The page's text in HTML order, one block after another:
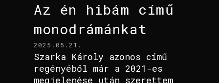
Az én hibám című
monodrámánkat
2025.05.21.
Szarka Károly azonos című
regényéből már a 2021-es
megjelenése után szerettem